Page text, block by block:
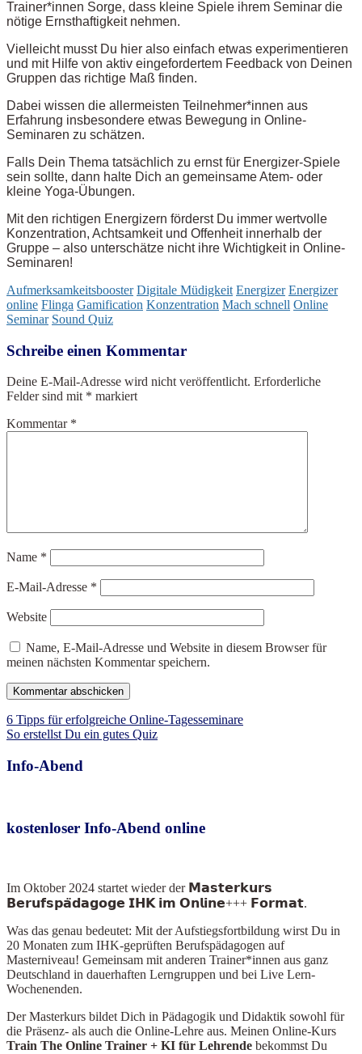
Trainer*innen Sorge, dass kleine Spiele ihrem Seminar die
nötige Ernsthaftigkeit nehmen.
Vielleicht musst Du hier also einfach etwas experimentieren
und mit Hilfe von aktiv eingefordertem Feedback von Deinen
Gruppen das richtige Maß finden.
Dabei wissen die allermeisten Teilnehmer*innen aus
Erfahrung insbesondere etwas Bewegung in Online-
Seminaren zu schätzen.
Falls Dein Thema tatsächlich zu ernst für Energizer-Spiele
sein sollte, dann halte Dich an gemeinsame Atem- oder
kleine Yoga-Übungen.
Mit den richtigen Energizern förderst Du immer wertvolle
Konzentration, Achtsamkeit und Offenheit innerhalb der
Gruppe – also unterschätze nicht ihre Wichtigkeit in Online-
Seminaren!
Aufmerksamkeitsbooster Digitale Müdigkeit Energizer Energizer
online Flinga Gamification Konzentration Mach schnell Online
Seminar Sound Quiz
Schreibe einen Kommentar
Deine E-Mail-Adresse wird nicht veröffentlicht. Erforderliche
Felder sind mit * markiert
Kommentar *
Name *
E-Mail-Adresse *
Website
Name, E-Mail-Adresse und Website in diesem Browser für
meinen nächsten Kommentar speichern.
Beitragsnavigation
6 Tipps für erfolgreiche Online-Tagesseminare
So erstellst Du ein gutes Quiz
Info-Abend
kostenloser Info-Abend online
Im Oktober 2024 startet wieder der 𝗠𝗮𝘀𝘁𝗲𝗿𝗸𝘂𝗿𝘀
𝗕𝗲𝗿𝘂𝗳𝘀𝗽𝗮̈𝗱𝗮𝗴𝗼𝗴𝗲 𝗜𝗛𝗞 𝗶𝗺 𝗢𝗻𝗹𝗶𝗻𝗲+++ 𝗙𝗼𝗿𝗺𝗮𝘁.
Was das genau bedeutet: Mit der Aufstiegsfortbildung wirst Du in
20 Monaten zum IHK-geprüften Berufspädagogen auf
Masterniveau! Gemeinsam mit anderen Trainer*innen aus ganz
Deutschland in dauerhaften Lerngruppen und bei Live Lern-
Wochenenden.
Der Masterkurs bildet Dich in Pädagogik und Didaktik sowohl für
die Präsenz- als auch die Online-Lehre aus. Meinen Online-Kurs
Train The Online Trainer + KI für Lehrende bekommst Du